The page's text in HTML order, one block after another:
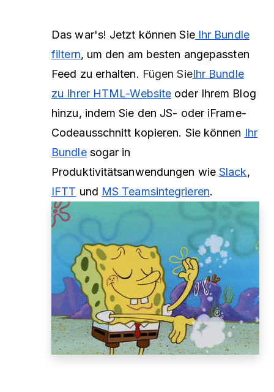
Das war's! Jetzt können Sie Ihr Bundle
filtern, um den am besten angepassten
Feed zu erhalten. Fügen SieIhr Bundle
zu Ihrer HTML-Website oder Ihrem Blog
hinzu, indem Sie den JS- oder iFrame-
Codeausschnitt kopieren. Sie können Ihr
Bundlesogar in
Produktivitätsanwendungen wieSlack,
IFTT und MS Teamsintegrieren.